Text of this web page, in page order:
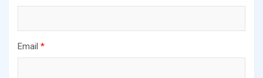
Email *